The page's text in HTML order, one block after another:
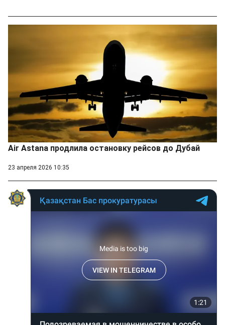
Air Astana продлила остановку рейсов до Дубай
23 апреля 2026 10:35